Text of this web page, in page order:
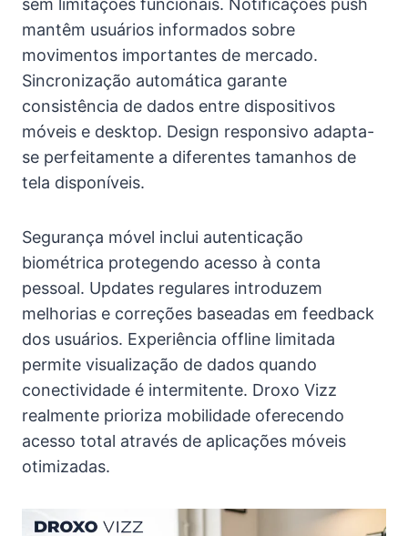
sem limitações funcionais. Notificações push
mantêm usuários informados sobre
movimentos importantes de mercado.
Sincronização automática garante
consistência de dados entre dispositivos
móveis e desktop. Design responsivo adapta-
se perfeitamente a diferentes tamanhos de
tela disponíveis.
Segurança móvel inclui autenticação
biométrica protegendo acesso à conta
pessoal. Updates regulares introduzem
melhorias e correções baseadas em feedback
dos usuários. Experiência offline limitada
permite visualização de dados quando
conectividade é intermitente. Droxo Vizz
realmente prioriza mobilidade oferecendo
acesso total através de aplicações móveis
otimizadas.